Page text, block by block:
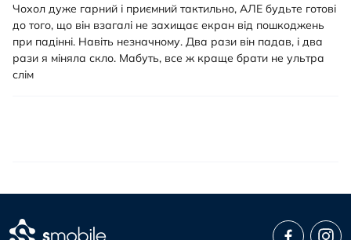
Чохол дуже гарний і приємний тактильно, АЛЕ будьте готові
до того, що він взагалі не захищає екран від пошкоджень
при падінні. Навіть незначному. Два рази він падав, і два
рази я міняла скло. Мабуть, все ж краще брати не ультра
слім